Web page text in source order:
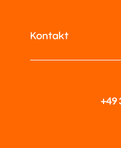
Kontakt
+49